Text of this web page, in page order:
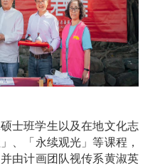
士班学生以及在地文化志
、「永续观光」等课程，
由计画团队视传系黄淑英